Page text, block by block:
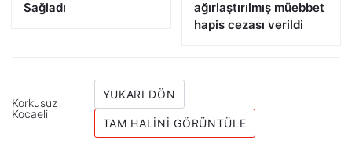
Sağladı
ağırlaştırılmış müebbet
hapis cezası verildi
Korkusuz
Kocaeli
YUKARI DÖN
TAM HALINI GÖRÜNTÜLE